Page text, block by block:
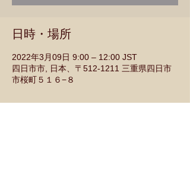
日時・場所
2022年3月09日 9:00 – 12:00 JST
四日市市, 日本、〒512-1211 三重県四日市
市桜町５１６−８